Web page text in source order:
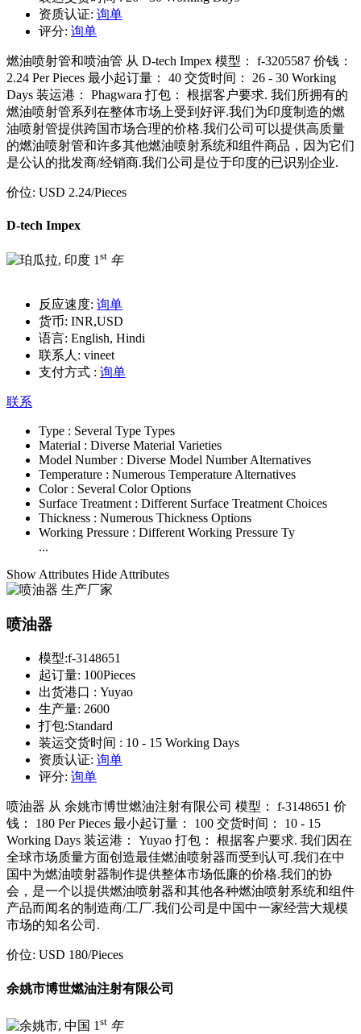
资质认证: 询单
评分: 询单
燃油喷射管和喷油管 从 D-tech Impex 模型： f-3205587 价钱：
2.24 Per Pieces 最小起订量： 40 交货时间： 26 - 30 Working
Days 装运港： Phagwara 打包： 根据客户要求. 我们所拥有的
燃油喷射管系列在整体市场上受到好评.我们为印度制造的燃
油喷射管提供跨国市场合理的价格.我们公司可以提供高质量
的燃油喷射管和许多其他燃油喷射系统和组件商品，因为它们
是公认的批发商/经销商.我们公司是位于印度的已识别企业.
价位: USD 2.24/Pieces
D-tech Impex
1st 年
反应速度: 询单
货币: INR,USD
语言: English, Hindi
联系人: vineet
支付方式 : 询单
联系
Type : Several Type Types
Material : Diverse Material Varieties
Model Number : Diverse Model Number Alternatives
Temperature : Numerous Temperature Alternatives
Color : Several Color Options
Surface Treatment : Different Surface Treatment Choices
Thickness : Numerous Thickness Options
Working Pressure : Different Working Pressure Ty
...
Show Attributes Hide Attributes
喷油器
模型:f-3148651
起订量: 100Pieces
出货港口 : Yuyao
生产量: 2600
打包:Standard
装运交货时间 : 10 - 15 Working Days
资质认证: 询单
评分: 询单
喷油器 从 余姚市博世燃油注射有限公司 模型： f-3148651 价
钱： 180 Per Pieces 最小起订量： 100 交货时间： 10 - 15
Working Days 装运港： Yuyao 打包： 根据客户要求. 我们因在
全球市场质量方面创造最佳燃油喷射器而受到认可.我们在中
国中为燃油喷射器制作提供整体市场低廉的价格.我们的协
会，是一个以提供燃油喷射器和其他各种燃油喷射系统和组件
产品而闻名的制造商/工厂.我们公司是中国中一家经营大规模
市场的知名公司.
价位: USD 180/Pieces
余姚市博世燃油注射有限公司
1 st 年